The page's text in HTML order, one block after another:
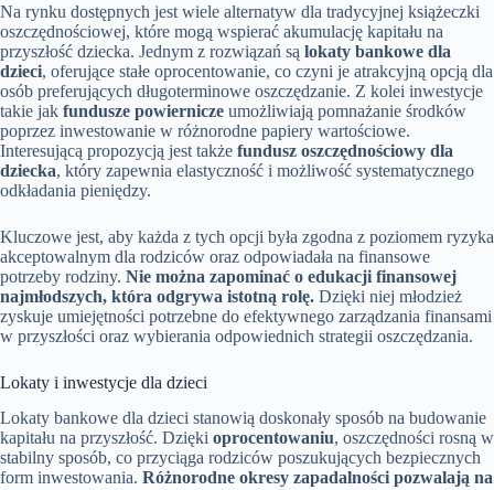
Na rynku dostępnych jest wiele alternatyw dla tradycyjnej książeczki
oszczędnościowej, które mogą wspierać akumulację kapitału na
przyszłość dziecka. Jednym z rozwiązań są lokaty bankowe dla
dzieci, oferujące stałe oprocentowanie, co czyni je atrakcyjną opcją dla
osób preferujących długoterminowe oszczędzanie. Z kolei inwestycje
takie jak fundusze powiernicze umożliwiają pomnażanie środków
poprzez inwestowanie w różnorodne papiery wartościowe.
Interesującą propozycją jest także fundusz oszczędnościowy dla
dziecka, który zapewnia elastyczność i możliwość systematycznego
odkładania pieniędzy.
Kluczowe jest, aby każda z tych opcji była zgodna z poziomem ryzyka
akceptowalnym dla rodziców oraz odpowiadała na finansowe
potrzeby rodziny. Nie można zapominać o edukacji finansowej
najmłodszych, która odgrywa istotną rolę. Dzięki niej młodzież
zyskuje umiejętności potrzebne do efektywnego zarządzania finansami
w przyszłości oraz wybierania odpowiednich strategii oszczędzania.
Lokaty i inwestycje dla dzieci
Lokaty bankowe dla dzieci stanowią doskonały sposób na budowanie
kapitału na przyszłość. Dzięki oprocentowaniu, oszczędności rosną w
stabilny sposób, co przyciąga rodziców poszukujących bezpiecznych
form inwestowania. Różnorodne okresy zapadalności pozwalają na